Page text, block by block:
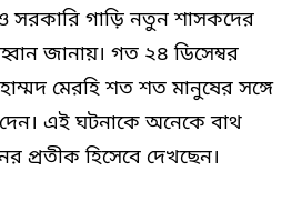
সরকারি গাড়ি নতুন শাসকদের
জানায়। গত ২৪ ডিসেম্বর
মেরহি শত শত মানুষের সঙ্গে
দেন। এই ঘটনাকে অনেকে বাথ
প্রতীক হিসেবে দেখছেন।